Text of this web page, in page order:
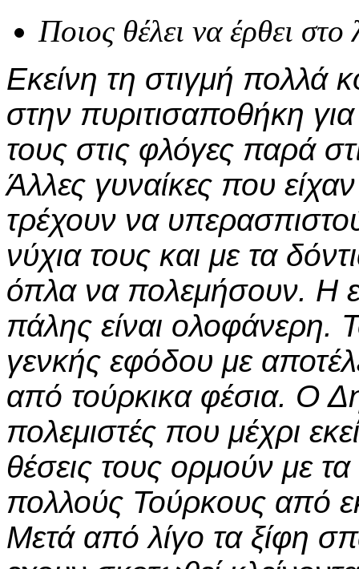
Ποιος θέλει να έρθει
Εκείνη τη στιγμή πολλά
στην πυριτισαποθήκη
τους στις φλόγες παρά
Άλλες γυναίκες που
τρέχουν να
νύχια τους και με τα
όπλα να πολεμήσουν. Η
πάλης είναι ολοφάνερη.
γενκής εφόδου με
από τούρκικα φέσια. Ο
πολεμιστές που μέχρι
θέσεις τους ορμούν με τα
πολλούς Τούρκους από
Μετά από λίγο τα ξίφη